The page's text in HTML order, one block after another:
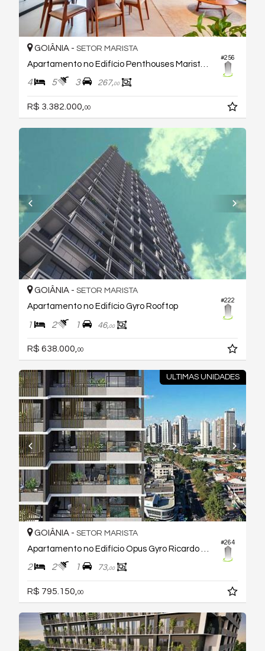
#256
GOIÂNIA - SETOR MARISTA
4 5 3 267,00
R$ 3.382.000, 00
#222
GOIÂNIA - SETOR MARISTA
Apartamento no Edifício Gyro Rooftop
1 2 1 46,00
R$ 638.000,00
ULTIMAS UNIDADES
#264
GOIÂNIA - SETOR MARISTA
2 2 1 73,00
R$ 795.150, 00